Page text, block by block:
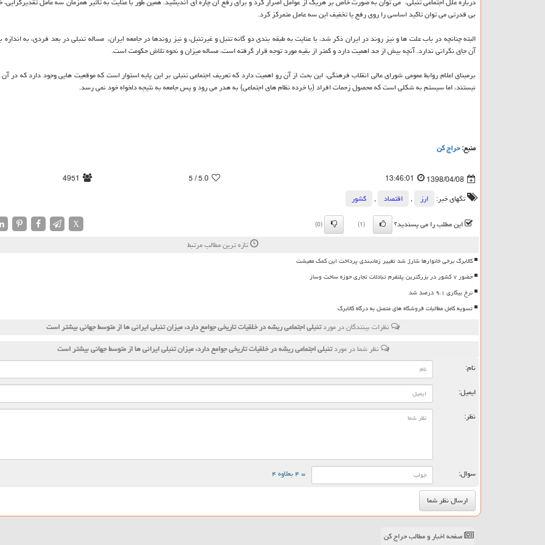
بی قدرتی می توان تاكید اساسی را روی رفع یا تخفیف این سه عامل متمركز كرد.
البته چنانچه در باب علت ها و نیز روند در ایران ذكر شد‏، با عنایت به طبقه بندی دو گانه تنبل و غیرتنبل، و نیز روندها در جامعه ایران، ‏ مساله تنبلی در بعد فردی، به اندازه
آن جای نگرانی ندارد. آنچه بیش از حد اهمیت دارد و كمتر از بقیه مورد توجه قرار گرفته است، مساله میزان و نحوه تلاش حكومت است.
برمبنای اعلام روابط عمومی شورای عالی انقلاب فرهنگی، این بحث از آن رو اهمیت دارد كه تعریف اجتماعی تنبلی بر این پایه استوار است كه موقعیت هایی وجود دارد كه در آن
نیستند، اما سیستم به شكلی است كه محصول زحمات افراد (یا خرده نظام های اجتماعی) به هدر می رود و پس جامعه به نتیجه دلخواه خود نمی رسد.
منبع:حراج كن
1398/04/08
13:46:01
5.0
/ 5
4951
تگهای خبر:
ارز , اقتصاد ,
كشور
این مطلب را می پسندید؟
(1)
(0)
X
تازه ترین مطالب مرتبط
کالابرگ برخی خانوارها شارژ شد تغییر زمانبندی پرداخت این کمک معیشت
حضور ۷ کشور در بزرگترین پلتفرم تبادلات تجاری حوزه ساخت وساز
نرخ بیکاری ۹،۱ درصد شد
تسویه کامل مطالبات فروشگاه های متصل به درگاه کالابرگ
نظرات بینندگان در موردتنبلی اجتماعی ریشه در خلقیات تاریخی جوامع دارد، میزان تنبلی ایرانی ها از متوسط جهانی بیشتر است
نظر شما در موردتنبلی اجتماعی ریشه در خلقیات تاریخی جوامع دارد، میزان تنبلی ایرانی ها از متوسط جهانی بیشتر است
نام:
ایمیل:
نظر:
سوال: = ۴ بعلاوه ۴
صفحه اخبار و مطالب حراج کن